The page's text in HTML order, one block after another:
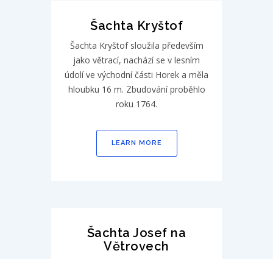
Šachta Kryštof
Šachta Kryštof sloužila především
jako větrací, nachází se v lesním
údolí ve východní části Horek a měla
hloubku 16 m. Zbudování proběhlo
roku 1764.
LEARN MORE
Šachta Josef na
Větrovech